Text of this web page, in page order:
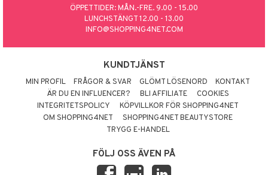
ÖPPETTIDER: MÅN.-FRE. 9.00 - 15.00
LUNCHSTÄNGT 12.00 - 13.00
INFO@SHOPPING4NET.COM
KUNDTJÄNST
MIN PROFIL FRÅGOR & SVAR GLÖMT LÖSENORD
KONTAKT
ÄR DU EN INFLUENCER?
BLI AFFILIATE
COOKIES
INTEGRITETSPOLICY
KÖPVILLKOR FÖR SHOPPING4NET
OM SHOPPING4NET
SHOPPING4NET BEAUTYSTORE
TRYGG E-HANDEL
FÖLJ OSS ÄVEN PÅ